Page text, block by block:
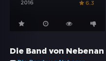
2016 6.3
Die Band von Nebenan